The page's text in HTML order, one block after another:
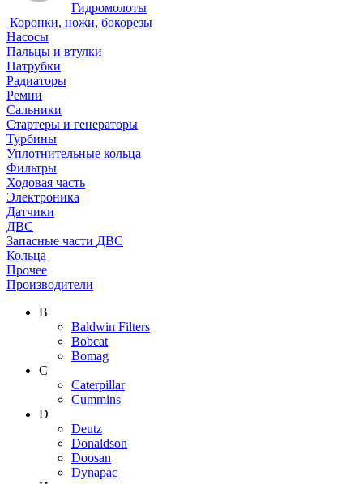
Гидромолоты
Коронки, ножи, бокорезы
Насосы
Пальцы и втулки
Патрубки
Радиаторы
Ремни
Сальники
Стартеры и генераторы
Турбины
Уплотнительные кольца
Фильтры
Ходовая часть
Электроника
Датчики
ДВС
Запасные части ДВС
Кольца
Прочее
Производители
B
Baldwin Filters
Bobcat
Bomag
C
Caterpillar
Cummins
D
Deutz
Donaldson
Doosan
Dynapac